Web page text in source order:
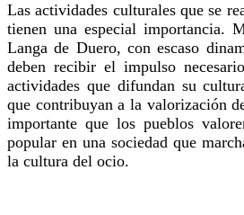
Las actividades culturales que se
tienen una especial importancia.
Langa de Duero, con escaso
deben recibir el impulso
actividades que difundan su
que contribuyan a la valorización
importante que los pueblos
popular en una sociedad que
la cultura del ocio.